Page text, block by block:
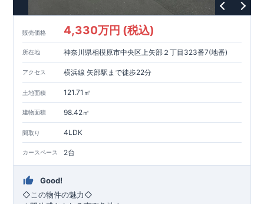
757m（徒歩10分）​新戸診療所 約772m
磯部郵便局 約900m（徒歩12分）​磯部クリニック 約
948m （徒歩12分）
■東栄住宅の家作り■​■ブルーミングガーデンのこだわり■
↑ ​
の技術基準をクリア☆】​１ 耐久性/２劣化対策
住宅面積
５省エネルギー性
■住宅性能評価ダブル取得​スマートフォンで見やすい特設サイ
トはこちら
★​物件のご案内は、
スムーズにご案内が可能♪​お気軽にお問い合わせください♪​お
問い合わせお待ちしております
場合は、現地確認の他に近くにある同仕様の完成物件をご案内
致します。
販売価格 4,330万円 (税込)
所在地 神奈川県相模原市中央区上矢部２丁目323番7(地番)
アクセス 横浜線 矢部駅まで徒歩22分
土地面積 121.71㎡
建物面積 98.42㎡
間取り 4LDK
カースペース 2台
Good!
​◇この物件の魅力◇